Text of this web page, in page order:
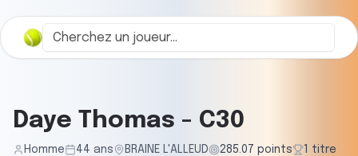
Daye Thomas - C30
Homme 44 ans BRAINE L'ALLEUD 285.07 points titre